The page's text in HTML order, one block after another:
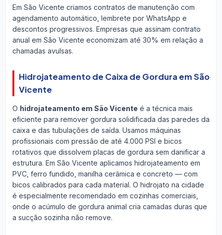
Em São Vicente criamos contratos de manutenção com
agendamento automático, lembrete por WhatsApp e
descontos progressivos. Empresas que assinam contrato
anual em São Vicente economizam até 30% em relação a
chamadas avulsas.
Hidrojateamento de Caixa de Gordura em São
Vicente
O hidrojateamento em São Vicente é a técnica mais
eficiente para remover gordura solidificada das paredes da
caixa e das tubulações de saída. Usamos máquinas
profissionais com pressão de até 4.000 PSI e bicos
rotativos que dissolvem placas de gordura sem danificar a
estrutura. Em São Vicente aplicamos hidrojateamento em
PVC, ferro fundido, manilha cerâmica e concreto — com
bicos calibrados para cada material. O hidrojato na cidade
é especialmente recomendado em cozinhas comerciais,
onde o acúmulo de gordura animal cria camadas duras que
a sucção sozinha não remove.